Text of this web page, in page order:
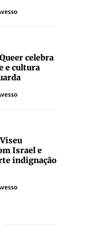
celebra
e cultura
Israel e
indignação